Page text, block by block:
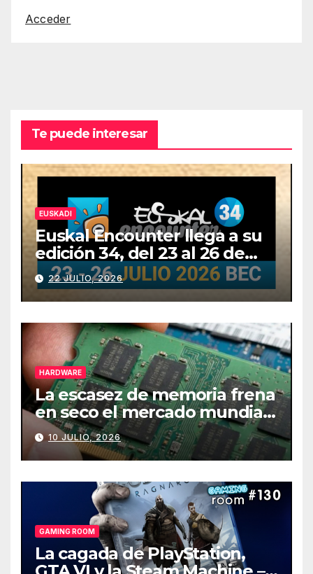
Acceder
Te puede interesar
EUSKADI
Euskal Encounter llega a su
edición 34, del 23 al 26 de
julio
22 JULIO, 2026
HARDWARE
La escasez de memoria frena
en seco el mercado mundial
de PCs
10 JULIO, 2026
GAMING ROOM
La cagada de PlayStation,